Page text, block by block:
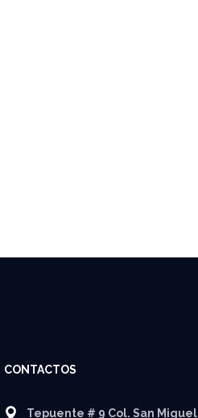
CONTACTOS
Tepuente # 9 Col. San Miguel